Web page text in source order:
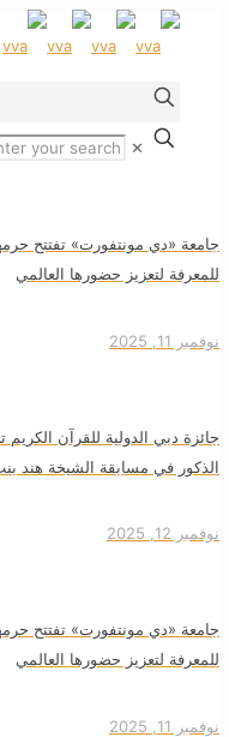
✕
جامعة «دي مونتفورت» تفتتح
للمعرفة لتعزيز حضورها العالمي
نوفمبر 11, 2025
جائزة دبي الدولية للقرآن الكريم
الذكور في مسابقة الشيخة هند
نوفمبر 12, 2025
جامعة «دي مونتفورت» تفتتح
للمعرفة لتعزيز حضورها العالمي
نوفمبر 11, 2025